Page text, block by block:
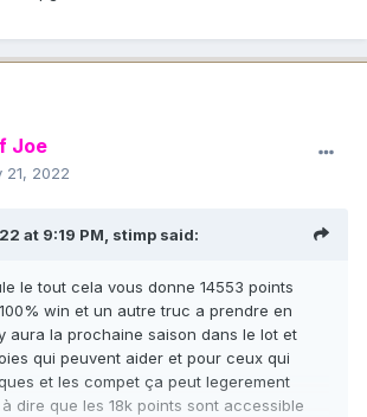
Joe
21, 2022
at 9:19 PM, stimp said:
le tout cela vous donne 14553 points
win et un autre truc a prendre en
aura la prochaine saison dans le lot et
qui peuvent aider et pour ceux qui
et les compet ça peut legerement
dire que les 18k points sont accessible